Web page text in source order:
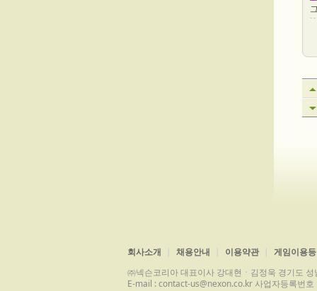
회사소개 채용안내 이용약관
게임이용
㈜넥슨코리아 대표이사 강대현ㆍ김정욱 경기도
E-mail : contact-us@nexon.co.kr 사업자등록번